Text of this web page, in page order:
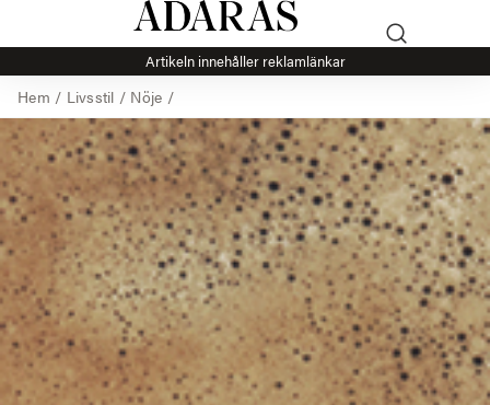
Artikeln innehåller reklamlänkar
Hem / Livsstil / Nöje /